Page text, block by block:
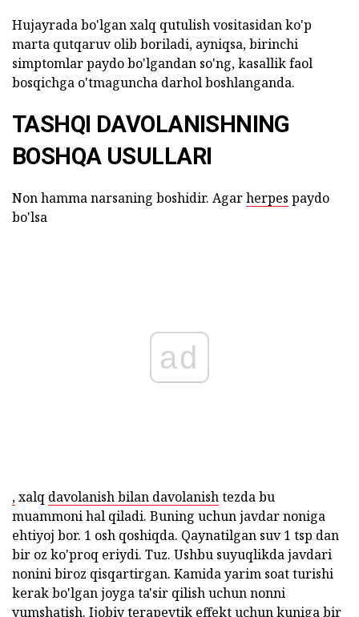
Hujayrada bo'lgan xalq qutulish vositasidan ko'p
marta qutqaruv olib boriladi, ayniqsa, birinchi
simptomlar paydo bo'lgandan so'ng, kasallik faol
bosqichga o'tmaguncha darhol boshlanganda.
TASHQI DAVOLANISHNING
BOSHQA USULLARI
Non hamma narsaning boshidir. Agarherpes paydo
bo'lsa
ad
,xalq davolanish bilan davolanishtezda bu
muammoni hal qiladi. Buning uchun javdar noniga
ehtiyoj bor. 1 osh qoshiqda. Qaynatilgan suv 1 tsp dan
bir oz ko'proq eriydi. Tuz. Ushbu suyuqlikda javdari
nonini biroz qisqartirgan. Kamida yarim soat turishi
kerak bo'lgan joyga ta'sir qilish uchun nonni
yumshatish. Ijobiy terapevtik effekt uchun kuniga bir